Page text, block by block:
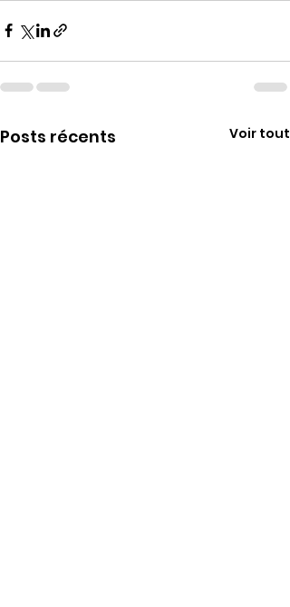
Posts récents Voir tout